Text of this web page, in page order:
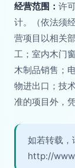
经营范围： 许
计。（依法须
营项目以相关
工；室内木门
木制品销售；
物进出口；技
准的项目外，
如若转载，
http://